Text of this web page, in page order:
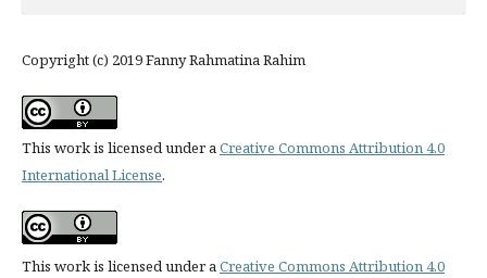
Copyright (c) 2019 Fanny Rahmatina Rahim
This work is licensed under aCreative Commons Attribution 4.0
International License.
This work is licensed under aCreative Commons Attribution 4.0